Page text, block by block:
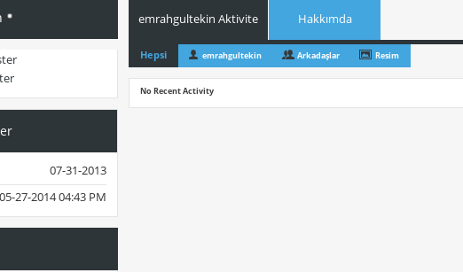
07-31-2013
05-27-201404:43 PM
emrahgultekin Aktivite Hakkımda
Hepsi emrahgultekin Arkadaşlar Resim
No Recent Activity